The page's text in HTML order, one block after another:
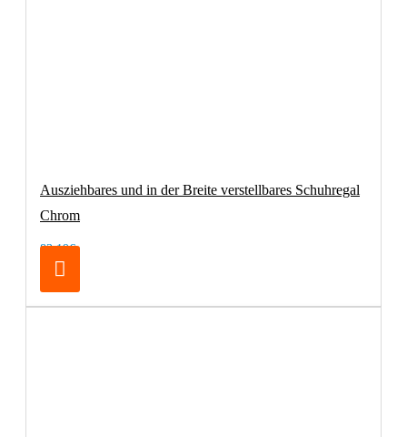
Ausziehbares und in der Breite verstellbares Schuhregal
Chrom
83,19€